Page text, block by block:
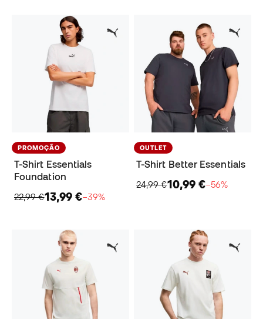
PROMOÇÃO
T-Shirt Essentials
Foundation
22,99 €13,99 €−39%
OUTLET
T-Shirt Better Essentials
24,99 €10,99 €−56%